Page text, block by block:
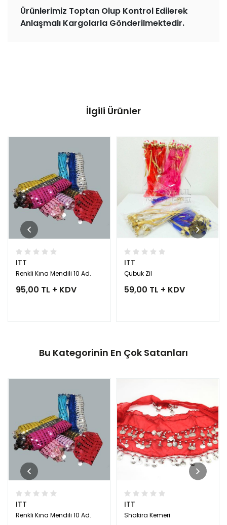
Ürünlerimiz Toptan Olup Kontrol Edilerek
Anlaşmalı Kargolarla Gönderilmektedir.
İlgili Ürünler
ITT
Renkli Kına Mendili 10 Ad.
95,00 TL + KDV
ITT
Çubuk Zil
59,00 TL + KDV
Bu Kategorinin En Çok Satanları
ITT
Renkli Kına Mendili 10 Ad.
ITT
Shakira Kemeri